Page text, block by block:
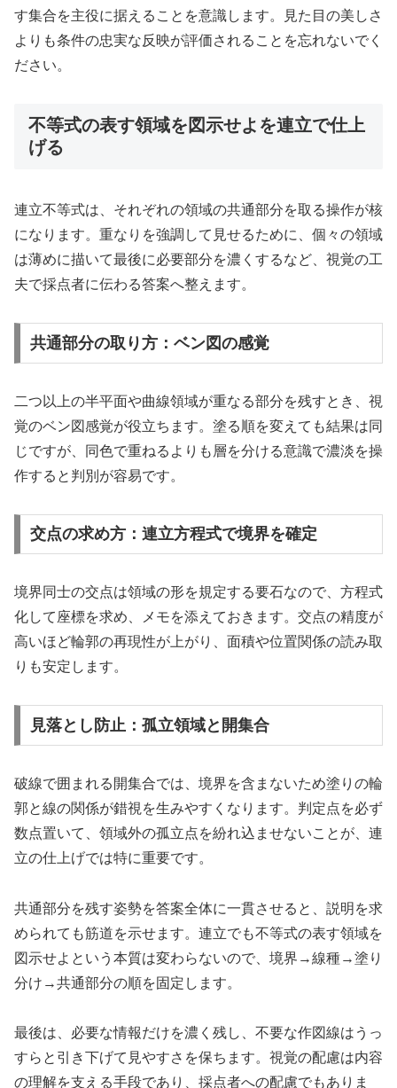
す集合を主役に据えることを意識します。見た目の美しさ
よりも条件の忠実な反映が評価されることを忘れないでく
ださい。
不等式の表す領域を図示せよを連立で仕上
げる
連立不等式は、それぞれの領域の共通部分を取る操作が核
になります。重なりを強調して見せるために、個々の領域
は薄めに描いて最後に必要部分を濃くするなど、視覚の工
夫で採点者に伝わる答案へ整えます。
共通部分の取り方：ベン図の感覚
二つ以上の半平面や曲線領域が重なる部分を残すとき、視
覚のベン図感覚が役立ちます。塗る順を変えても結果は同
じですが、同色で重ねるよりも層を分ける意識で濃淡を操
作すると判別が容易です。
交点の求め方：連立方程式で境界を確定
境界同士の交点は領域の形を規定する要石なので、方程式
化して座標を求め、メモを添えておきます。交点の精度が
高いほど輪郭の再現性が上がり、面積や位置関係の読み取
りも安定します。
見落とし防止：孤立領域と開集合
破線で囲まれる開集合では、境界を含まないため塗りの輪
郭と線の関係が錯視を生みやすくなります。判定点を必ず
数点置いて、領域外の孤立点を紛れ込ませないことが、連
立の仕上げでは特に重要です。
共通部分を残す姿勢を答案全体に一貫させると、説明を求
められても筋道を示せます。連立でも不等式の表す領域を
図示せよという本質は変わらないので、境界→線種→塗り
分け→共通部分の順を固定します。
最後は、必要な情報だけを濃く残し、不要な作図線はうっ
すらと引き下げて見やすさを保ちます。視覚の配慮は内容
の理解を支える手段であり、採点者への配慮でもありま